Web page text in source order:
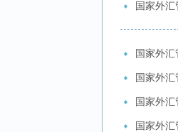
国家外
国家外
国家外
国家外
国家外